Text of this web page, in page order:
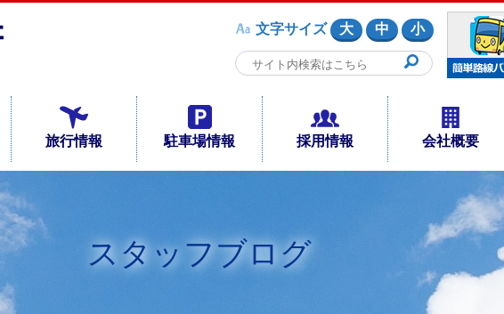
文字サイズ 大 中 小
旅行情報 駐車場情報 採用情報 会社概要
スタッフブログ